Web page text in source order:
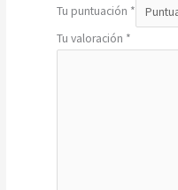
Tu puntuación *
Tu valoración *